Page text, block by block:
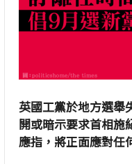
英國工黨於地方選舉
開或暗示要求首相
應指，將正面應對任